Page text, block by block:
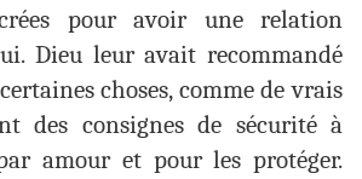
pour avoir une relation
Dieu leur avait recommandé
choses, comme de vrais
des consignes de sécurité à
amour et pour les protéger.